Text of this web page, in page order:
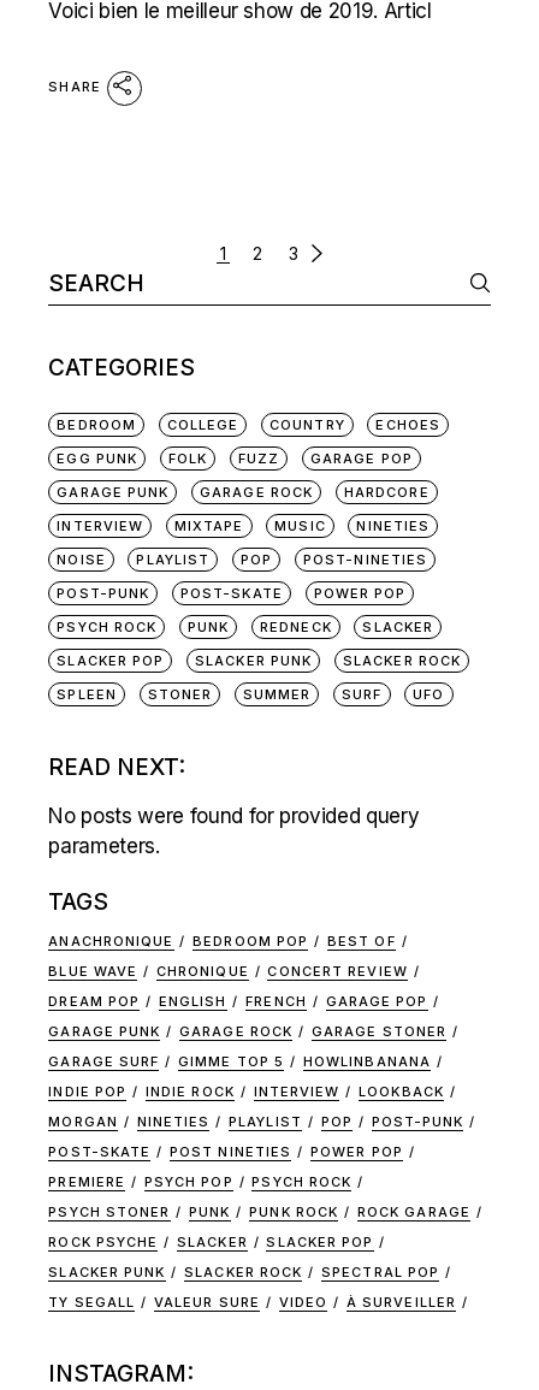
Voici bien le meilleur show de 2019. Articl
SHARE
NAVIGATION
1 2 3
Search
for:
CATEGORIES
BEDROOM COLLEGE COUNTRY
ECHOES
EGG PUNK
FOLK FUZZ
GARAGE POP
GARAGE PUNK
GARAGE ROCK
HARDCORE
INTERVIEW
MIXTAPE MUSIC
NINETIES
NOISE
PLAYLIST POP
POST-NINETIES
POST-PUNK
POST-SKATE
POWER POP
PSYCH ROCK
PUNK REDNECK
SLACKER
SLACKER POP
SLACKER PUNK
SLACKER ROCK
SPLEEN
STONER SUMMER SURF UFO
READ NEXT:
No posts were found for provided query
parameters.
TAGS
ANACHRONIQUE BEDROOM POP
BEST OF
BLUE WAVE
CHRONIQUE
CONCERT REVIEW
DREAM POP
ENGLISH FRENCH
GARAGE POP
GARAGE PUNK
GARAGE ROCK
GARAGE STONER
GARAGE SURF
GIMME TOP 5
HOWLINBANANA
INDIE POP
INDIE ROCK INTERVIEW
LOOKBACK
MORGAN
NINETIES PLAYLIST POP
POST-PUNK
POST-SKATE
POST NINETIES
POWER POP
PREMIERE
PSYCH POP
PSYCH ROCK
PSYCH STONER
PUNK PUNK ROCK
ROCK GARAGE
ROCK PSYCHE
SLACKER
SLACKER POP
SLACKER PUNK
SLACKER ROCK
SPECTRAL POP
TY SEGALL
VALEUR SURE VIDEO À SURVEILLER
INSTAGRAM: